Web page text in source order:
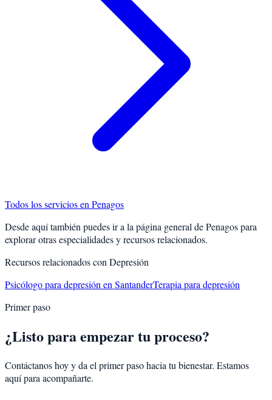
Todos los servicios en Penagos
Desde aquí también puedes ir a la página general dePenagospara
explorar otras especialidades y recursos relacionados.
Recursos relacionados con Depresión
Psicólogo para depresión en SantanderTerapia para depresión
Primer paso
¿Listo para empezar tu proceso?
Contáctanos hoy y da el primer paso hacia tu bienestar. Estamos
aquí para acompañarte.